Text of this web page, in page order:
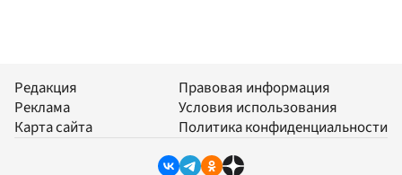
Редакция
Реклама
Карта сайта
Правовая информация
Условия использования
Политика конфиденциальности